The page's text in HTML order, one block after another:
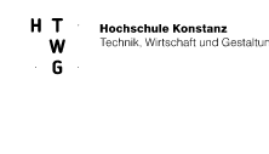
Skip to main content